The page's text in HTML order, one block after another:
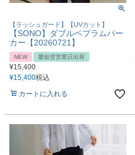
【ラッシュガード】【UVカット】
【SONO】ダブルペプラムパー
カー【20260721】
NEW 最短翌営業日出荷
¥15,400
¥15,400税込
カートに入れる